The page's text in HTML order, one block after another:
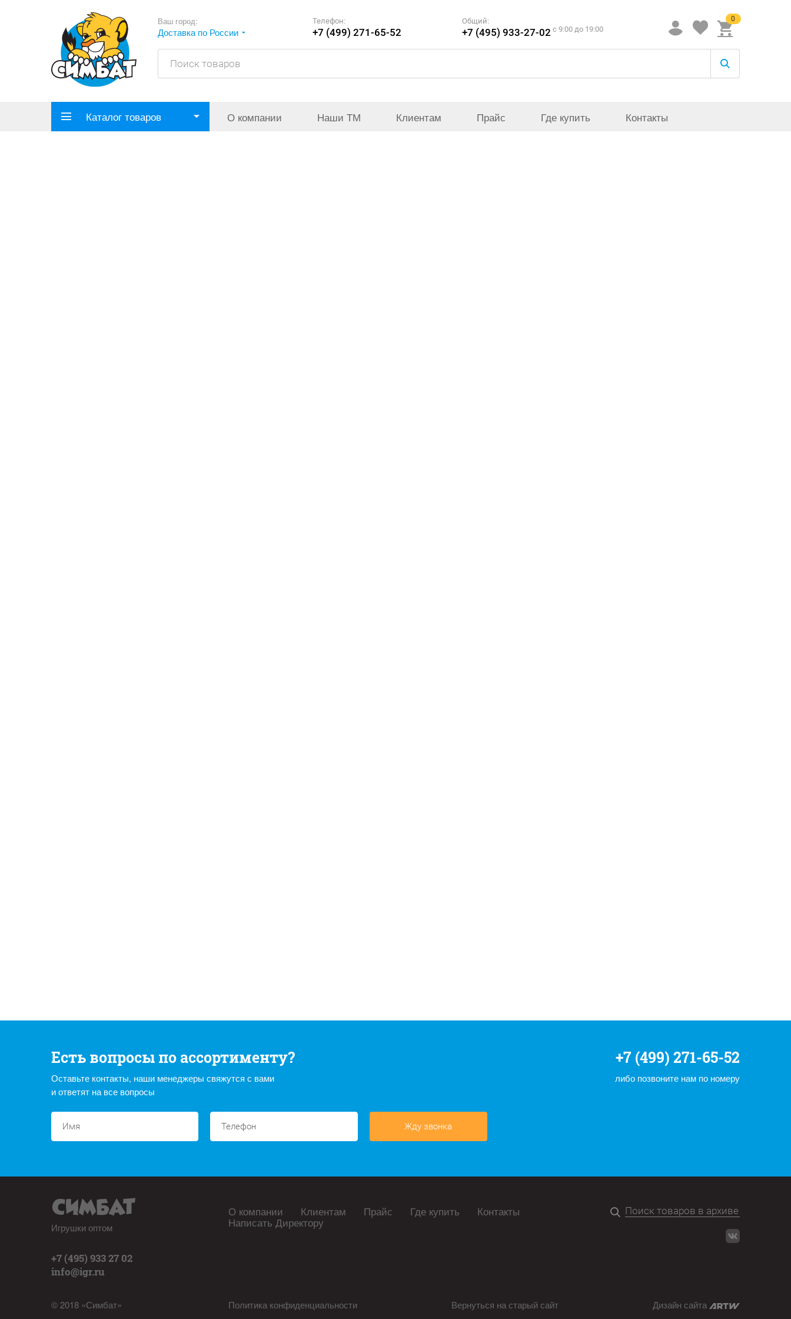
Ваш город:
Доставка по России
Телефон:
+7 (499) 271-65-52
Общий:
+7 (495) 933-27-02 c 9:00 до 19:00
0
Каталог товаров О компании Наши ТМ Клиентам Прайс Где купить Контакты
Есть вопросы по ассортименту?
Оставьте контакты, наши менеджеры свяжутся с вами
и ответят на все вопросы
+7 (499) 271-65-52
либо позвоните нам по номеру
Жду звонка
Игрушки оптом
+7 (495) 933 27 02
info@igr.ru
© 2018 «Симбат»
О компании Клиентам Прайс Где купить Контакты
Написать Директору
Политика конфиденциальности Вернуться на старый сайт Дизайн сайта